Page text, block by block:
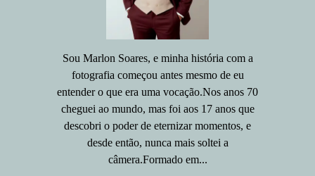
Sou Marlon Soares, e minha história com a
fotografia começou antes mesmo de eu
entender o que era uma vocação.Nos anos 70
cheguei ao mundo, mas foi aos 17 anos que
descobri o poder de eternizar momentos, e
desde então, nunca mais soltei a
câmera.Formado em...